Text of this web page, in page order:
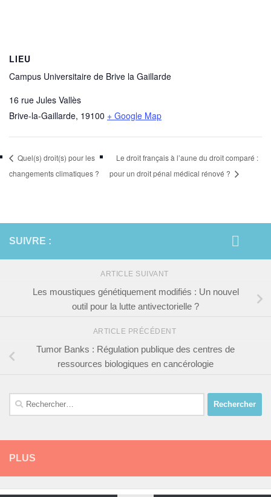
LIEU
Campus Universitaire de Brive la Gaillarde
16 rue Jules Vallès
Brive-la-Gaillarde, 19100 + Google Map
Quel(s) droit(s) pour les
changements climatiques ?
Le droit français à l’aune du droit comparé :
pour un droit pénal médical rénové ?
SUIVRE :
ARTICLE SUIVANT
Les moustiques génétiquement modifiés : Un nouvel
outil pour la lutte antivectorielle ?
ARTICLE PRÉCÉDENT
Tumor Banks : Régulation publique des centres de
ressources biologiques en cancérologie
Rechercher :
PLUS